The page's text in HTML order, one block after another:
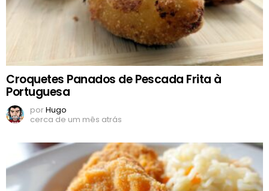
Croquetes Panados de Pescada Frita à
Portuguesa
porHugo
cerca de um mês atrás